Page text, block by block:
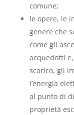
comune;
le opere, le
genere che
come gli
acquedotti
scarico, gli
l’energia
al punto di
proprietà